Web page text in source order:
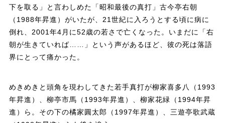
下を取る」と言わしめた「昭和最後の真打」古今亭右朝
（1988年昇進）がいたが、21世紀に入ろうとする頃に病に
倒れ、2001年4月に52歳の若さで亡くなった。いまだに「右
朝が生きていれば……」という声があるほど、彼の死は落語
界にとって痛かった。
めきめきと頭角を現わしてきた若手真打が柳家喜多八（1993
年昇進）、柳亭市馬（1993年昇進）、柳家花緑（1994年昇
進）ら。その下の橘家圓太郎（1997年昇進）、三遊亭歌武蔵